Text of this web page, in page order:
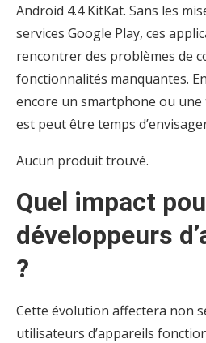
Android 4.4 KitKat. Sans les
services Google Play, ces
rencontrer des problèmes de
fonctionnalités manquantes.
encore un smartphone ou
est peut être temps
Aucun produit trouvé.
Quel impact
développeurs
?
Cette évolution affectera non
utilisateurs d’appareils